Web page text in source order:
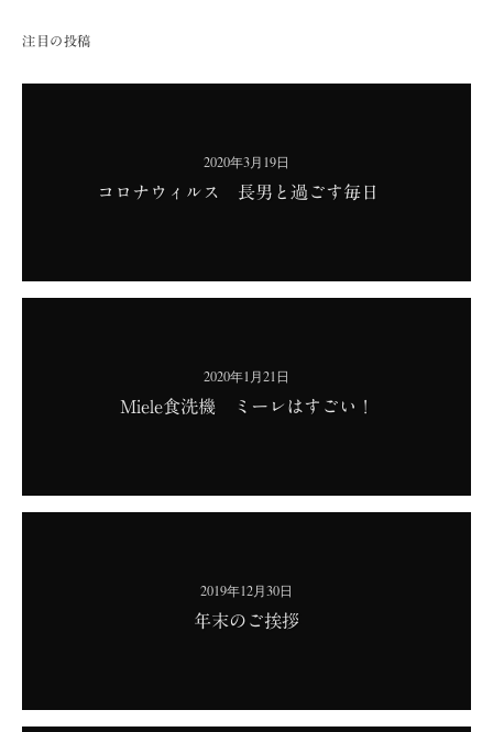
注目の投稿
2020年3月19日
コロナウィルス 長男と過ごす毎日
2020年1月21日
Miele食洗機 ミーレはすごい！
2019年12月30日
年末のご挨拶